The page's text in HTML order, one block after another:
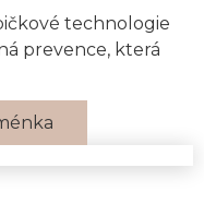
technologie
prevence, která